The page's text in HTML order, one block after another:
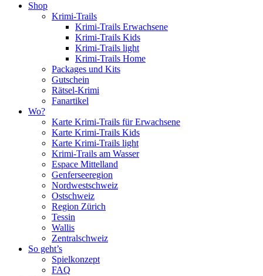
Shop
Krimi-Trails
Krimi-Trails Erwachsene
Krimi-Trails Kids
Krimi-Trails light
Krimi-Trails Home
Packages und Kits
Gutschein
Rätsel-Krimi
Fanartikel
Wo?
Karte Krimi-Trails für Erwachsene
Karte Krimi-Trails Kids
Karte Krimi-Trails light
Krimi-Trails am Wasser
Espace Mittelland
Genferseeregion
Nordwestschweiz
Ostschweiz
Region Zürich
Tessin
Wallis
Zentralschweiz
So geht’s
Spielkonzept
FAQ